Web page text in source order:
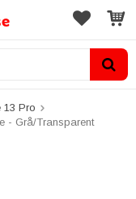
13 Pro
- Grå/Transparent